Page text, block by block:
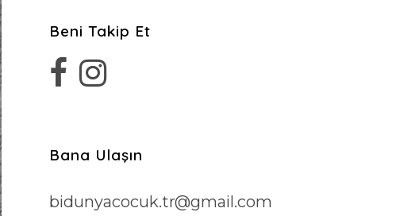
Beni Takip Et
Bana Ulaşın
bidunyacocuk.tr@gmail.com